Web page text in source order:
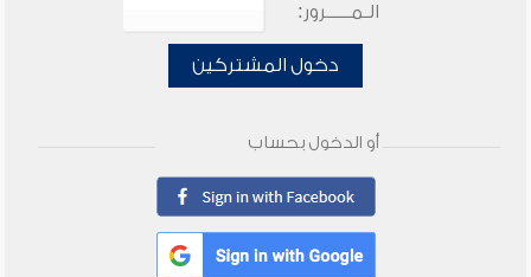
الـمـــــرور:
دخول المشتركين
أو الدخول بحساب